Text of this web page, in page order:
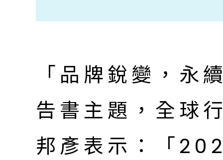
「品牌銳變，永
告書主題，全球
邦彥表示：「